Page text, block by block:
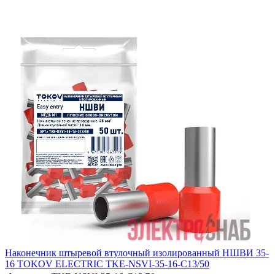
Наконечник штыревой втулочный изолированный НШВИ 35-
16 TOKOV ELECTRIC TKE-NSVI-35-16-C13/50